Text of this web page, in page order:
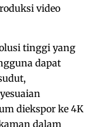
video
tinggi yang
dapat
diekspor ke 4K
dalam